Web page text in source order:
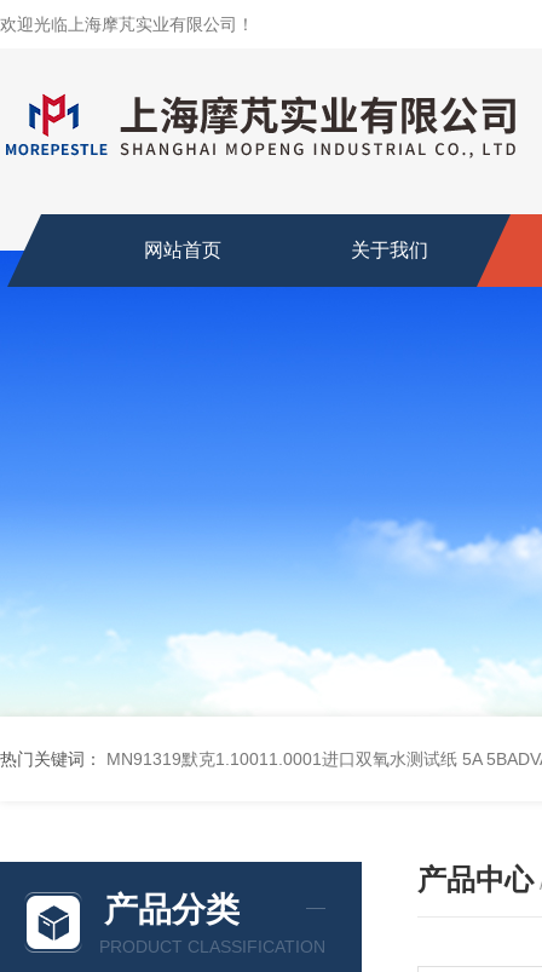
欢迎光临上海摩芃实业有限公司！
网站首页 关于我们
热门关键词： MN91319默克1.10011.0001进口双氧水测试纸 5A
产品分类
PRODUCT CLASSIFICATION
产品中心